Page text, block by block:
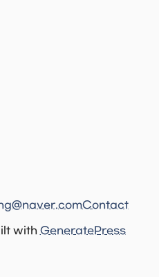
with GeneratePress
Contact